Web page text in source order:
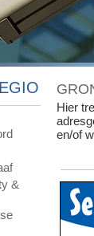
&
Hier
en/of